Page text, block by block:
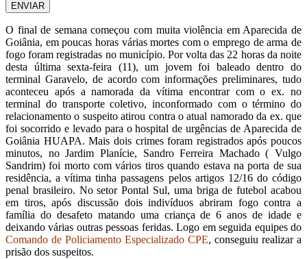
ENVIAR
O final de semana começou com muita violência em Aparecida de
Goiânia, em poucas horas várias mortes com o emprego de arma de
fogo foram registradas no município. Por volta das 22 horas da noite
desta última sexta-feira (11), um jovem foi baleado dentro do
terminal Garavelo, de acordo com informações preliminares, tudo
aconteceu após a namorada da vítima encontrar com o ex. no
terminal do transporte coletivo, inconformado com o término do
relacionamento o suspeito atirou contra o atual namorado da ex. que
foi socorrido e levado para o hospital de urgências de Aparecida de
Goiânia HUAPA. Mais dois crimes foram registrados após poucos
minutos, no Jardim Planície, Sandro Ferreira Machado ( Vulgo
Sandrim) foi morto com vários tiros quando estava na porta de sua
residência, a vítima tinha passagens pelos artigos 12/16 do código
penal brasileiro. No setor Pontal Sul, uma briga de futebol acabou
em tiros, após discussão dois indivíduos abriram fogo contra a
família do desafeto matando uma criança de 6 anos de idade e
deixando várias outras pessoas feridas. Logo em seguida equipes do
Comando de Policiamento Especializado CPE, conseguiu realizar a
prisão dos suspeitos.